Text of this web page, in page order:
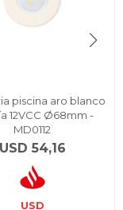
piscina aro blanco
12VCC Ø68mm -
MD0112
USD 54,16
USD